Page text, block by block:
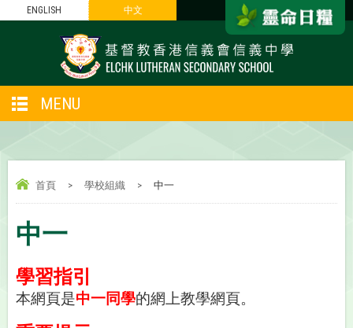
ENGLISH 中文
MENU
首頁 > 學校組織 > 中一
中一
學習指引
本網頁是中一同學的網上教學網頁。